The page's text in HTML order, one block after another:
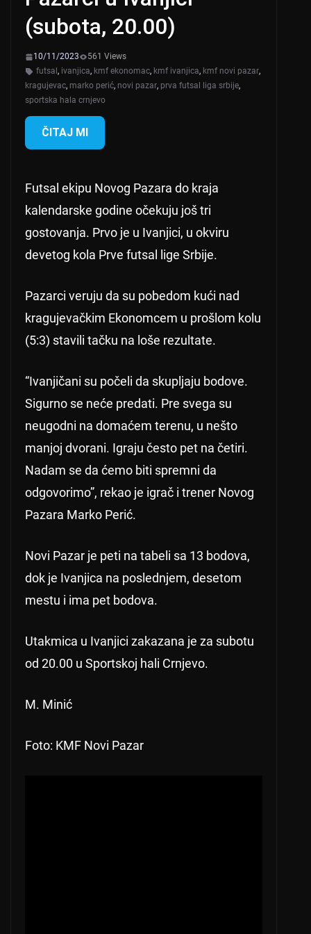
(subota, 20.00)
10/11/2023
561 Views
futsal , ivanjica, kmf ekonomac, kmf ivanjica, kmf novi pazar,
kragujevac, marko perić, novi pazar, prva futsal liga srbije,
sportska hala crnjevo
ČITAJ MI
Futsal ekipu Novog Pazara do kraja
kalendarske godine očekuju još tri
gostovanja. Prvo je u Ivanjici, u okviru
devetog kola Prve futsal lige Srbije.
Pazarci veruju da su pobedom kući nad
kragujevačkim Ekonomcem u prošlom kolu
(5:3) stavili tačku na loše rezultate.
“Ivanjičani su počeli da skupljaju bodove.
Sigurno se neće predati. Pre svega su
neugodni na domaćem terenu, u nešto
manjoj dvorani. Igraju često pet na četiri.
Nadam se da ćemo biti spremni da
odgovorimo”, rekao je igrač i trener Novog
Pazara Marko Perić.
Novi Pazar je peti na tabeli sa 13 bodova,
dok je Ivanjica na poslednjem, desetom
mestu i ima pet bodova.
Utakmica u Ivanjici zakazana je za subotu
od 20.00 u Sportskoj hali Crnjevo.
M. Minić
Foto: KMF Novi Pazar